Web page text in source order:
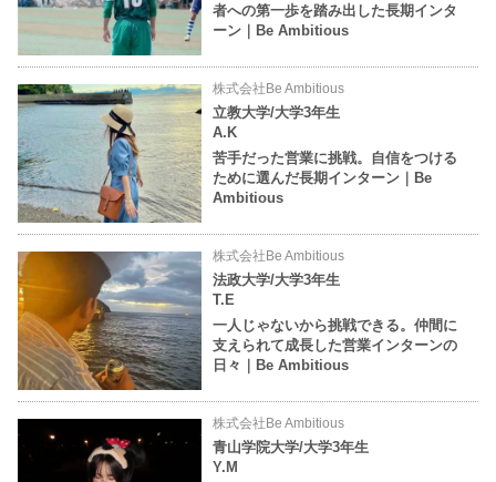
者への第一歩を踏み出した長期インタ
ーン｜Be Ambitious
株式会社Be Ambitious
立教大学/大学3年生
A.K
苦手だった営業に挑戦。自信をつける
ために選んだ長期インターン｜Be
Ambitious
株式会社Be Ambitious
法政大学/大学3年生
T.E
一人じゃないから挑戦できる。仲間に
支えられて成長した営業インターンの
日々｜Be Ambitious
株式会社Be Ambitious
青山学院大学/大学3年生
Y.M